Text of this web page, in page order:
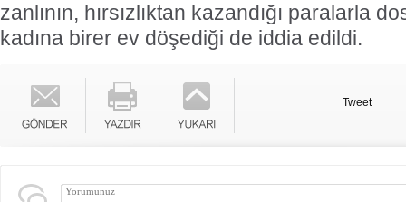
zanlının, hırsızlıktan kazandığı paralarla
kadına birer ev döşediği de iddia edildi.
Tweet